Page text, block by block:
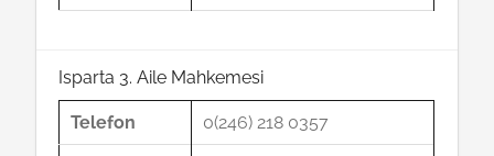
Isparta 3. Aile Mahkemesi
Telefon 0(246) 218 0357